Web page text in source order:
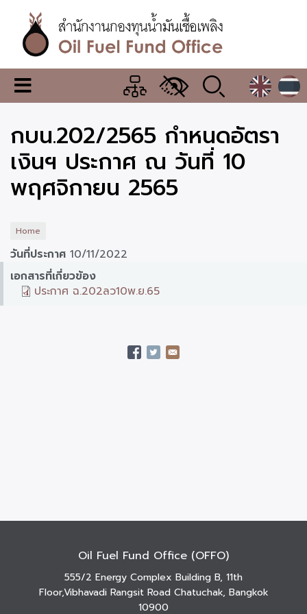
content
สำนักงาน
กองทุน
น้ำมัน
เชื้อ
เพลิง
เมนู
เปลี่ยน
แสดง
ผล
กบน.202/2565 กำหนดอัตรา
เงินฯ ประกาศ ณ วันที่ 10
พฤศจิกายน 2565
Home
วันที่ประกาศ 10/11/2022
เอกสารที่เกี่ยวข้อง
ประกาศ ฉ.202ลว10พ.ย.65
Oil Fuel Fund Office (OFFO)
555/2 Energy Complex Building B, 11th
Floor,Vibhavadi Rangsit Road Chatuchak, Bangkok
10900